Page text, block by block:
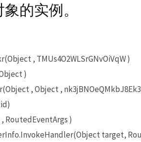
的实例。
, TMUs4O2WLSrGNvOiVqW )
)
, Object ,
RoutedEventArgs )
target,